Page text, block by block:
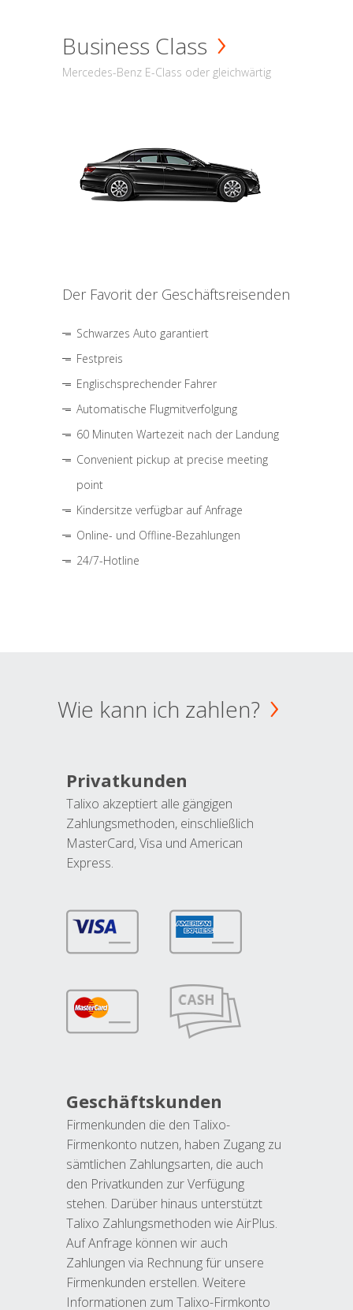
Business Class
Mercedes-Benz E-Class oder gleichwärtig
Der Favorit der Geschäftsreisenden
Schwarzes Auto garantiert
Festpreis
Englischsprechender Fahrer
Automatische Flugmitverfolgung
60 Minuten Wartezeit nach der Landung
Convenient pickup at precise meeting
point
Kindersitze verfügbar auf Anfrage
Online- und Offline-Bezahlungen
24/7-Hotline
Wie kann ich zahlen?
Privatkunden
Talixo akzeptiert alle gängigen
Zahlungsmethoden, einschließlich
MasterCard, Visa und American
Express.
Geschäftskunden
Firmenkunden die den Talixo-
Firmenkonto nutzen, haben Zugang zu
sämtlichen Zahlungsarten, die auch
den Privatkunden zur Verfügung
stehen. Darüber hinaus unterstützt
Talixo Zahlungsmethoden wie AirPlus.
Auf Anfrage können wir auch
Zahlungen via Rechnung für unsere
Firmenkunden erstellen. Weitere
Informationen zum Talixo-Firmkonto